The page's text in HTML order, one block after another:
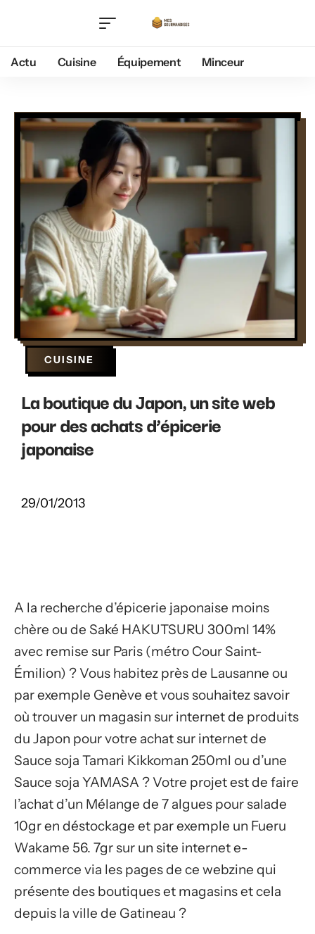
Actu Cuisine Équipement Minceur
CUISINE
La boutique du Japon, un site web
pour des achats d’épicerie
japonaise
29/01/2013
A la recherche d’épicerie japonaise moins
chère ou de Saké HAKUTSURU 300ml 14%
avec remise sur Paris (métro Cour Saint-
Émilion) ? Vous habitez près de Lausanne ou
par exemple Genève et vous souhaitez savoir
où trouver un magasin sur internet de produits
du Japon pour votre achat sur internet de
Sauce soja Tamari Kikkoman 250ml ou d’une
Sauce soja YAMASA ? Votre projet est de faire
l’achat d’un Mélange de 7 algues pour salade
10gr en déstockage et par exemple un Fueru
Wakame 56. 7gr sur un site internet e-
commerce via les pages de ce webzine qui
présente des boutiques et magasins et cela
depuis la ville de Gatineau ?